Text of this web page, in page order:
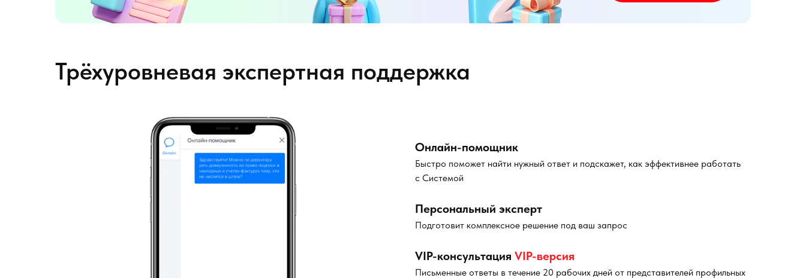
Трёхуровневая экспертная поддержка
Онлайн-помощник
Быстро поможет найти нужный ответ и подскажет, как эффективнее работать
с Системой
Персональный эксперт
Подготовит комплексное решение под ваш запрос
VIP-консультация VIP-версия
Письменные ответы в течение 20 рабочих дней от представителей профильных